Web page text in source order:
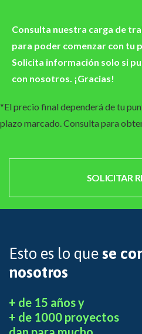
Consulta nuestra carga de
para poder comenzar con tu
Solicita información solo si
con nosotros. ¡Gracias!
*El precio final dependerá de tu
plazo marcado. Consulta para
SOLICITAR
Esto es lo que se
nosotros
+ de 15 años y
+ de 1000 proyectos